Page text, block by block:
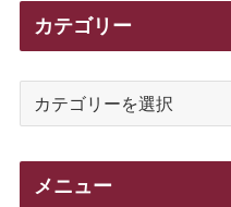
カテゴリー
メニュー